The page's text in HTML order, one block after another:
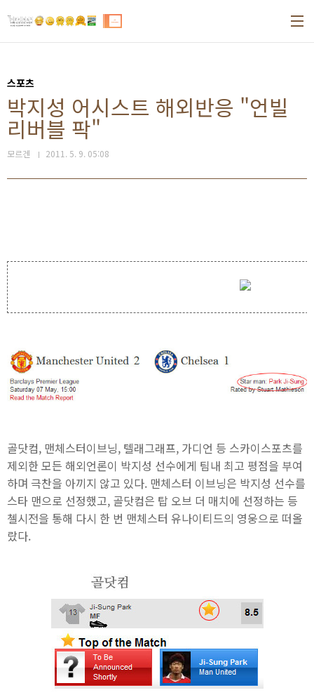
스포츠
박지성 어시스트 해외반응 "언빌
리버블 팍"
모르겐 2011. 5. 9. 05:08
골닷컴, 맨체스터이브닝, 텔래그래프, 가디언 등 스카이스포츠를
제외한 모든 해외언론이 박지성 선수에게 팀내 최고 평점을 부여
하며 극찬을 아끼지 않고 있다. 맨체스터 이브닝은 박지성 선수를
스타 맨으로 선정했고, 골닷컴은 탑 오브 더 매치에 선정하는 등
첼시전을 통해 다시 한 번 맨체스터 유나이티드의 영웅으로 떠올
랐다.